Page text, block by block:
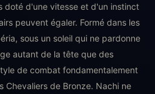
doté d'une vitesse et d'un instinct
peuvent égaler. Formé dans les
sous un soleil qui ne pardonne
autant de la tête que des
de combat fondamentalement
Chevaliers de Bronze. Nachi ne